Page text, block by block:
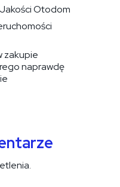
Otodom
zakupie
naprawdę